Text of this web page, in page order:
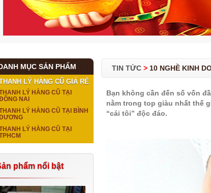
MỤC SẢN PHẨM
LÝ HÀNG CŨ GIÁ RẺ
LÝ HÀNG CŨ TẠI
NAI
LÝ HÀNG CŨ TẠI BÌNH
DƯƠNG
LÝ HÀNG CŨ TẠI
phẩm nổi bật
TIN TỨC > 10 NGHỀ KINH
Bạn không cần đến số vốn
nằm trong top giàu nhất thế
“cái tôi” độc đáo.